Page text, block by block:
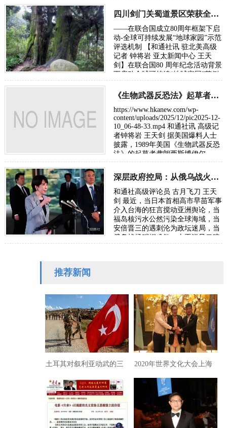
予以下五座城…
四川剑门关蜀道景区荣获全球可持续发展地球家园示范奖
——在联合国成立80周年框架下启
动-全球可持续发展“地球家园”示范
评选机制 【和通社讯 驻北美高级
记者 钟将岩 亚太新闻中心 王天
剑】在联合国80 周年纪念活动背景
下启动全球可持续“地球家园”范例
廊）荣获“…
《生物武器反恐法》起草者博伊尔指控新冠疫苗致命被谋杀
https://www.hkanew.com/wp-
content/uploads/2025/12/pic2025-12-
10_06-48-33.mp4 和通社讯 高级记
者钟将岩 王天剑 据美国爆料人士
披露，1989年美国《生物武器反恐
法》的起草者弗朗西斯博伊尔
(Francis Boyle)教授，因他同意就致
命的新…
深层政府控局：从俄乌战火转向亚太冲突都藏着资本獠牙
和通社高级评论员 古月飞刀 王天
剑 最近，当日本首相高市早苗军事
介入台海的狂言搅动亚洲舆论，当
福岛核污水公然污染全球海域，当
安倍晋三的遇刺沦为政坛迷局，当
俄乌战场硝烟难散、太平洋风云暗
推荐新闻
土耳其对叙利亚动武的三
大原因
2020年世界文化大会上海
启动